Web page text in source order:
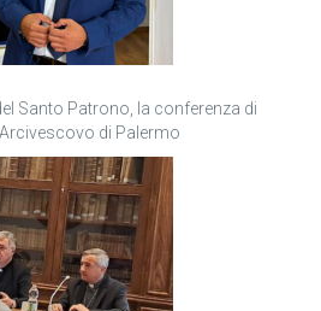
Santo Patrono, la conferenza di
di Palermo